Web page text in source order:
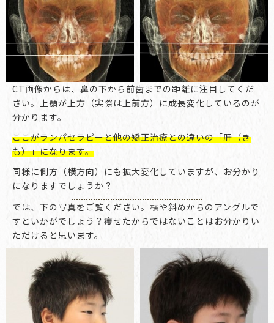
CT画像からは、鼻の下から前歯までの距離に注目してくだ
さい。上顎が上方（実際は上前方）に成長変化しているのが
分かります。
ここがランパセラピーと他の矯正治療との違いの「肝（き
も）」になります。
同様に側方（横方向）にも拡大変化していますが、お分かり
になりますでしょうか？
では、下の写真をご覧ください。横や斜めからのアングルで
すといかがでしょう？痩せたからではないことはお分かりい
ただけると思います。